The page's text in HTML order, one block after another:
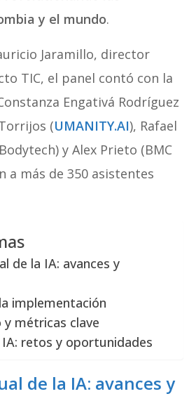
y el mundo.
Jaramillo, director
TIC, el panel contó con la
Engativá Rodríguez
(UMANITY.AI), Rafael
y Alex Prieto (BMC
a más de 350 asistentes
de la IA: avances y
implementación
y métricas clave
retos y oportunidades
de la IA: avances y